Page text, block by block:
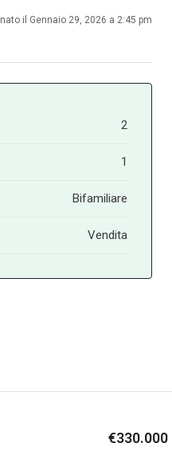
il Gennaio 29, 2026 a 2:45 pm
2
1
Bifamiliare
Vendita
€330.000